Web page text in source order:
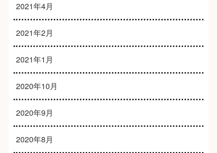
2021年4月
2021年2月
2021年1月
2020年10月
2020年9月
2020年8月